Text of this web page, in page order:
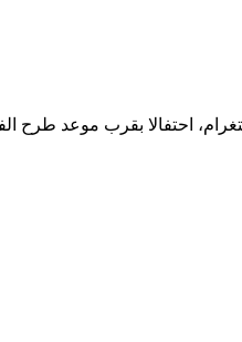
بقرب موعد طرح الفيلم في